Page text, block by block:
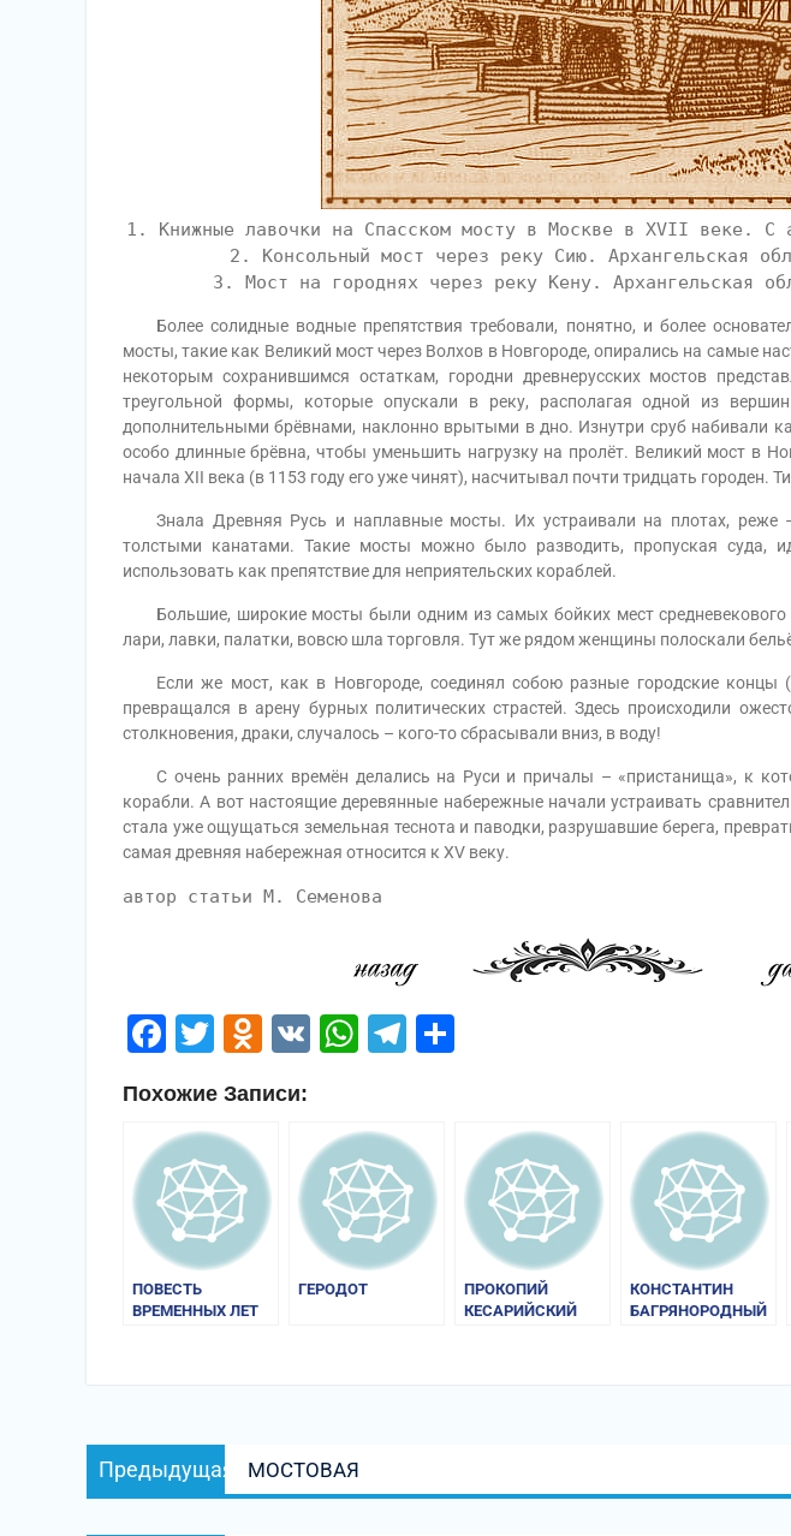
1. Книжные лавочки на Спасском мосту в Москве в XVII веке. С
2. Консольный мост через реку Сию. Архангельская
3. Мост на городнях через реку Кену. Архангельская
Более солидные водные препятствия требовали, понятно, и более
мосты, такие как Великий мост через Волхов в Новгороде, опирались на самые
некоторым сохранившимся остаткам, городни древнерусских мостов
треугольной формы, которые опускали в реку, располагая одной из
дополнительными брёвнами, наклонно врытыми в дно. Изнутри сруб набивали
особо длинные брёвна, чтобы уменьшить нагрузку на пролёт. Великий мост в
начала ХII века (в 1153 году его уже чинят), насчитывал почти тридцать городен.
Знала Древняя Русь и наплавные мосты. Их устраивали на плотах, реже
толстыми канатами. Такие мосты можно было разводить, пропуская суда,
использовать как препятствие для неприятельских кораблей.
Большие, широкие мосты были одним из самых бойких мест средневекового
лари, лавки, палатки, вовсю шла торговля. Тут же рядом женщины полоскали
Если же мост, как в Новгороде, соединял собою разные городские концы
превращался в арену бурных политических страстей. Здесь происходили
столкновения, драки, случалось – кого-то сбрасывали вниз, в воду!
С очень ранних времён делались на Руси и причалы – «пристанища», к
корабли. А вот настоящие деревянные набережные начали устраивать
стала уже ощущаться земельная теснота и паводки, разрушавшие берега,
самая древняя набережная относится к ХV веку.
автор статьи М. Семенова
Facebook
Twitter
Odnoklassniki
VK WhatsApp
Telegram
Похожие Записи:
ПОВЕСТЬ
ВРЕМЕННЫХ ЛЕТ
ГЕРОДОТ
ПРОКОПИЙ
КЕСАРИЙСКИЙ
КОНСТАНТИН
БАГРЯНОРОДНЫЙ
Навигация
по
Предыдущая
запись:
МОСТОВАЯ